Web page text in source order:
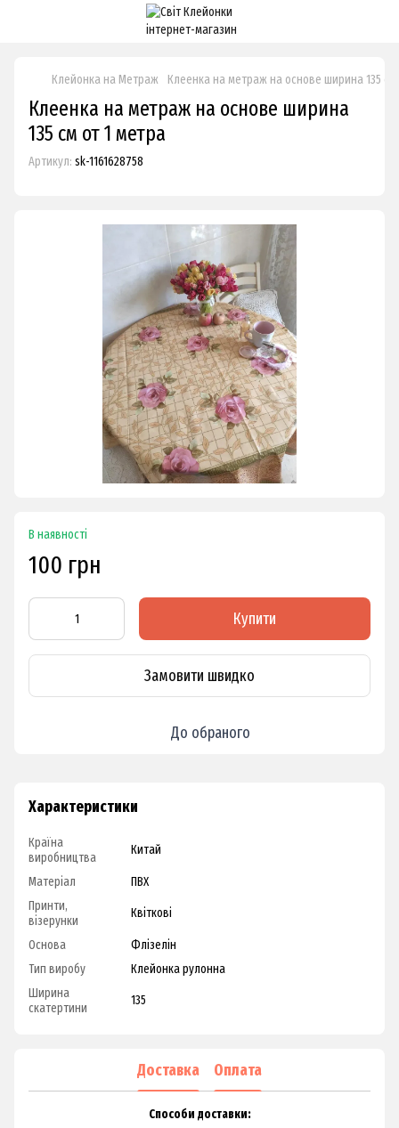
Клейонка на Метраж Клеенка на метраж на основе ширина 135 см
Клеенка на метраж на основе ширина
135 см от 1 метра
Артикул: sk-1161628758
В наявності
100 грн
Купити
Замовити швидко
До обраного
Характеристики
Країна
виробництва
Китай
Матеріал
ПВХ
Принти,
візерунки
Квіткові
Основа
Флізелін
Тип виробу
Клейонка рулонна
Ширина
скатертини
135
Доставка Оплата
Способи доставки: